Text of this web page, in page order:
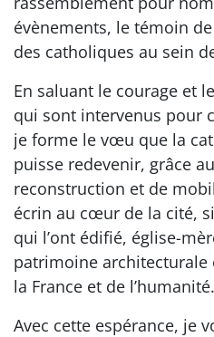
évènements, le témoin
des catholiques au sein
En saluant le courage et
qui sont intervenus pour
je forme le vœu que la
puisse redevenir, grâce
reconstruction et de
écrin au cœur de la cité,
qui l’ont édifié, église-
patrimoine architecturale
la France et de l’humanité.
Avec cette espérance, je